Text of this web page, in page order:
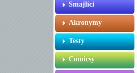
Smajlíci
Akronymy
Testy
Comicsy